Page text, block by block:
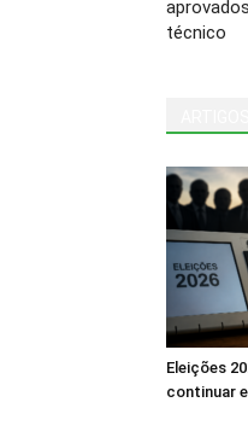
técnico
Eleições
continuar